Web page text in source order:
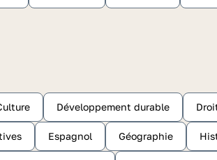
Développement durable
Espagnol Géographie